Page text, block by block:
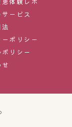
ービス
ポリシー
リシー